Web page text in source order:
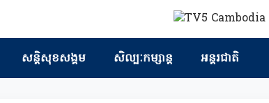
សន្តិសុខសង្គម សិល្បៈកម្សាន្ត អន្តរជាតិ